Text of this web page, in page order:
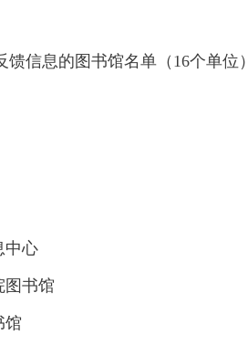
信息的图书馆名单（16个单位）
中心
图书馆
馆